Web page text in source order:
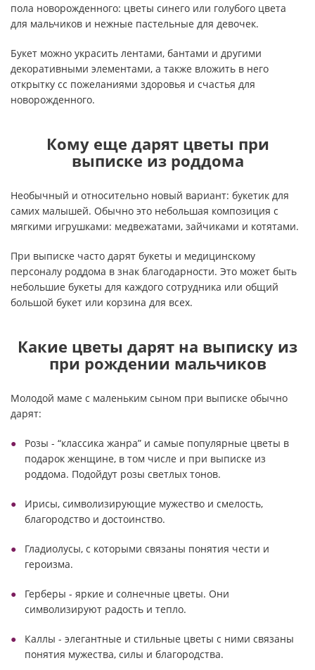
пола новорожденного: цветы синего или голубого цвета
для мальчиков и нежные пастельные для девочек.
Букет можно украсить лентами, бантами и другими
декоративными элементами, а также вложить в него
открытку сс пожеланиями здоровья и счастья для
новорожденного.
Кому еще дарят цветы при
выписке из роддома
Необычный и относительно новый вариант: букетик для
самих малышей. Обычно это небольшая композиция с
мягкими игрушками: медвежатами, зайчиками и котятами.
При выписке часто дарят букеты и медицинскому
персоналу роддома в знак благодарности. Это может быть
небольшие букеты для каждого сотрудника или общий
большой букет или корзина для всех.
Какие цветы дарят на выписку из
при рождении мальчиков
Молодой маме с маленьким сыном при выписке обычно
дарят:
Розы - “классика жанра” и самые популярные цветы в
подарок женщине, в том числе и при выписке из
роддома. Подойдут розы светлых тонов.
Ирисы, символизирующие мужество и смелость,
благородство и достоинство.
Гладиолусы, с которыми связаны понятия чести и
героизма.
Герберы - яркие и солнечные цветы. Они
символизируют радость и тепло.
Каллы - элегантные и стильные цветы с ними связаны
понятия мужества, силы и благородства.